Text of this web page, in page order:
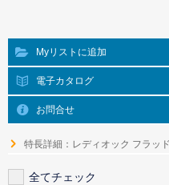
Myリストに追加
電子カタログ
お問合せ
特長詳細：レディオック フラッ
全てチェック